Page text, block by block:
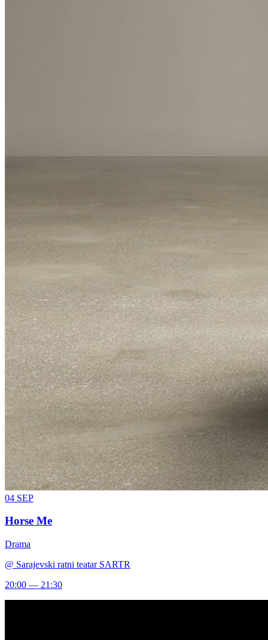
04 SEP
Horse Me
Drama
@ Sarajevski ratni teatar SARTR
20:00 — 21:30